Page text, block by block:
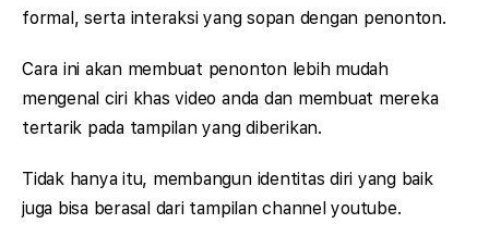
formal, serta interaksi yang sopan dengan penonton.
Cara ini akan membuat penonton lebih mudah
mengenal ciri khas video anda dan membuat mereka
tertarik pada tampilan yang diberikan.
Tidak hanya itu, membangun identitas diri yang baik
juga bisa berasal dari tampilan channel youtube.